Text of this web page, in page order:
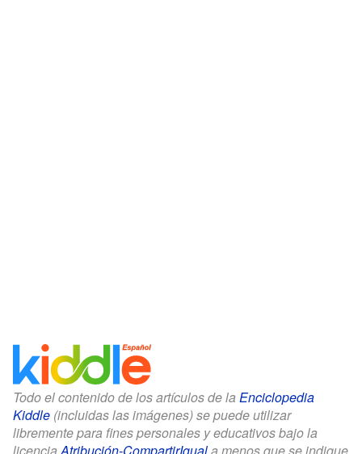
Todo el contenido de los artículos de la Enciclopedia
Kiddle (incluidas las imágenes) se puede utilizar
libremente para fines personales y educativos bajo la